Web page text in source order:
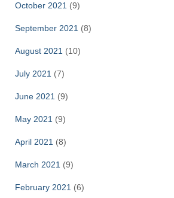
October 2021 (9)
September 2021 (8)
August 2021 (10)
July 2021 (7)
June 2021 (9)
May 2021 (9)
April 2021 (8)
March 2021 (9)
February 2021 (6)